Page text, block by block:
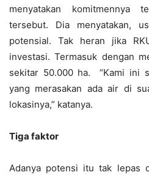
menyatakan komitmennya
tersebut. Dia menyatakan,
potensial. Tak heran jika
investasi. Termasuk dengan
sekitar 50.000 ha. “Kami ini
yang merasakan ada air di
lokasinya,” katanya.
Tiga faktor
Adanya potensi itu tak lepas